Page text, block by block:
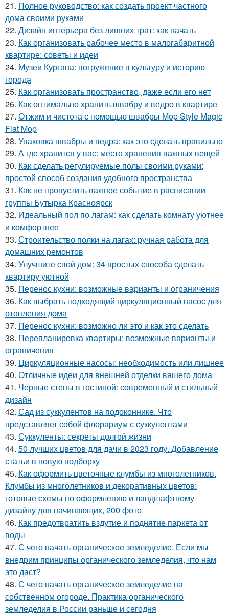
21. Полное руководство: как создать проект частного
дома своими руками
22. Дизайн интерьера без лишних трат: как начать
23. Как организовать рабочее место в малогабаритной
квартире: советы и идеи
24. Музеи Кургана: погружение в культуру и историю
города
25. Как организовать пространство, даже если его нет
26. Как оптимально хранить швабру и ведро в квартире
27. Отжим и чистота с помощью швабры Mop Style Magic
Flat Mop
28. Упаковка швабры и ведра: как это сделать правильно
29. А где хранится у вас: место хранения важных вещей
30. Как сделать регулируемые полы своими руками:
простой способ создания удобного пространства
31. Как не пропустить важное событие в расписании
группы Бутырка Красноярск
32. Идеальный пол по лагам: как сделать комнату уютнее
и комфортнее
33. Строительство полки на лагах: ручная работа для
домашних ремонтов
34. Улучшите свой дом: 34 простых способа сделать
квартиру уютной
35. Перенос кухни: возможные варианты и ограничения
36. Как выбрать подходящий циркуляционный насос для
отопления дома
37. Перенос кухни: возможно ли это и как это сделать
38. Перепланировка квартиры: возможные варианты и
ограничения
39. Циркуляционные насосы: необходимость или лишнее
40. Отличные идеи для внешней отделки вашего дома
41. Черные стены в гостиной: современный и стильный
дизайн
42. Сад из суккулентов на подоконнике. Что
представляет собой флорариум с суккулентами
43. Суккуленты: секреты долгой жизни
44. 50 лучших цветов для дачи в 2023 году. Добавление
статьи в новую подборку
45. Как оформить цветочные клумбы из многолетников.
Клумбы из многолетников и декоративных цветов:
готовые схемы по оформлению и ландшафтному
дизайну для начинающих, 200 фото
46. Как предотвратить вздутие и поднятие паркета от
воды
47. С чего начать органическое земледелие. Если мы
внедрим принципы органического земледелия, что нам
это даст?
48. С чего начать органическое земледелие на
собственном огороде. Практика органического
земледелия в России раньше и сегодня